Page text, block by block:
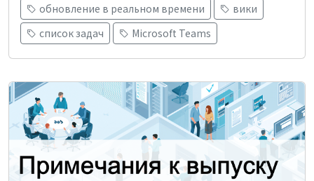
обновление в реальном времени
вики
список задач
Microsoft Teams